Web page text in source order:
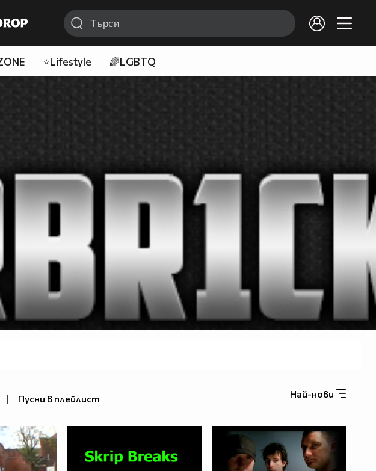
⭐Lifestyle 🌈LGBTQ
| Пусни в плейлист Най-нови